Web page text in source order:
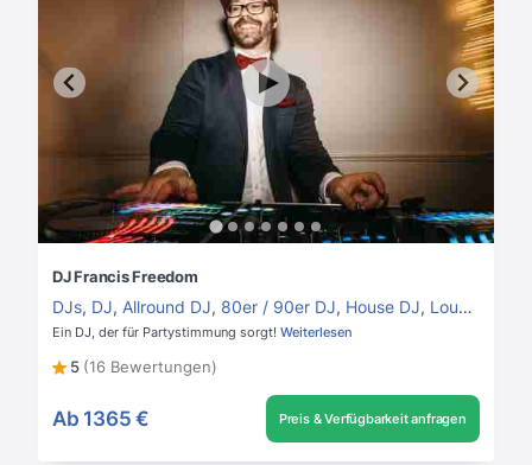
DJ Francis Freedom
DJs, DJ, Allround DJ, 80er / 90er DJ, House DJ, Lounge DJ
Ein DJ, der für Partystimmung sorgt! Weiterlesen
5 (16 Bewertungen)
Ab 1365 € Preis & Verfügbarkeit anfragen